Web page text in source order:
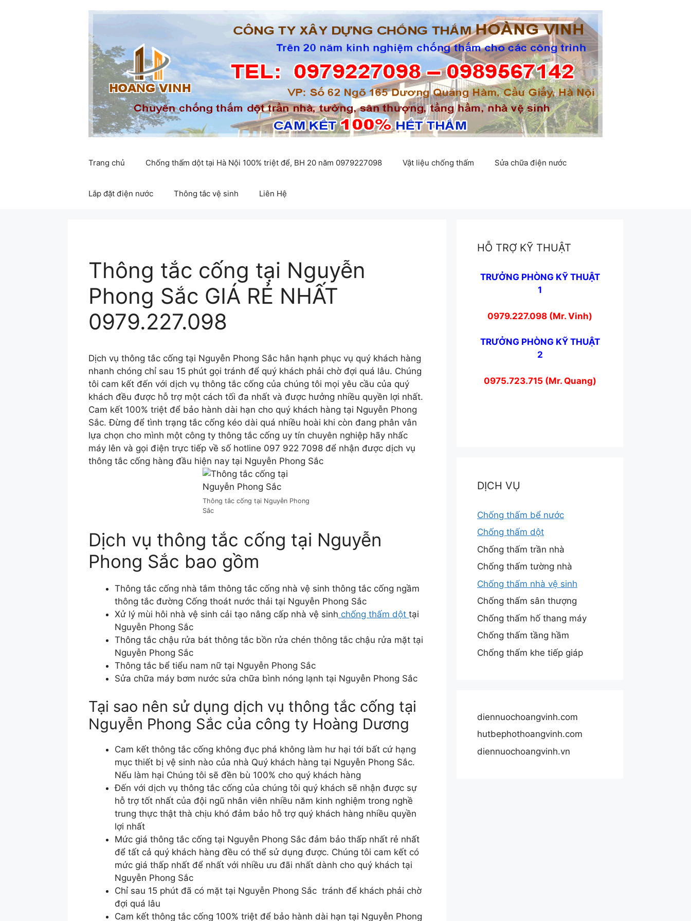
Trang chủ Chống thấm dột tại Hà Nội 100% triệt để, BH 20 năm 0979227098 Vật liệu chống thấm Sửa chữa điện nước
Lắp đặt điện nước Thông tắc vệ sinh Liên Hệ
Thông tắc cống tại Nguyễn
Phong Sắc GIÁ RẺ NHẤT
0979.227.098
Dịch vụ thông tắc cống tại Nguyễn Phong Sắc hân hạnh phục vụ quý khách hàng
nhanh chóng chỉ sau 15 phút gọi tránh để quý khách phải chờ đợi quá lâu. Chúng
tôi cam kết đến với dịch vụ thông tắc cống của chúng tôi mọi yêu cầu của quý
khách đều được hỗ trợ một cách tối đa nhất và được hưởng nhiều quyền lợi nhất.
Cam kết 100% triệt để bảo hành dài hạn cho quý khách hàng tại Nguyễn Phong
Sắc. Đừng để tình trạng tắc cống kéo dài quá nhiều hoài khi còn đang phân vân
lựa chọn cho mình một công ty thông tắc cống uy tín chuyên nghiệp hãy nhấc
máy lên và gọi điện trực tiếp về số hotline 097 922 7098 để nhận được dịch vụ
thông tắc cống hàng đầu hiện nay tại Nguyễn Phong Sắc
Thông tắc cống tại Nguyễn Phong
Sắc
Dịch vụ thông tắc cống tại Nguyễn
Phong Sắc bao gồm
Thông tắc cống nhà tắm thông tắc cống nhà vệ sinh thông tắc cống ngầm
thông tắc đường Cống thoát nước thải tại Nguyễn Phong Sắc
Xử lý mùi hôi nhà vệ sinh cải tạo nâng cấp nhà vệ sinh chống thấm dột tại
Nguyễn Phong Sắc
Thông tắc chậu rửa bát thông tắc bồn rửa chén thông tắc chậu rửa mặt tại
Nguyễn Phong Sắc
Thông tắc bể tiểu nam nữ tại Nguyễn Phong Sắc
Sửa chữa máy bơm nước sửa chữa bình nóng lạnh tại Nguyễn Phong Sắc
Tại sao nên sử dụng dịch vụ thông tắc cống tại
Nguyễn Phong Sắc của công ty Hoàng Dương
Cam kết thông tắc cống không đục phá không làm hư hại tới bất cứ hạng
mục thiết bị vệ sinh nào của nhà Quý khách hàng tại Nguyễn Phong Sắc.
Nếu làm hại Chúng tôi sẽ đền bù 100% cho quý khách hàng
Đến với dịch vụ thông tắc cống của chúng tôi quý khách sẽ nhận được sự
hỗ trợ tốt nhất của đội ngũ nhân viên nhiều năm kinh nghiệm trong nghề
trung thực thật thà chịu khó đảm bảo hỗ trợ quý khách hàng nhiều quyền
lợi nhất
Mức giá thông tắc cống tại Nguyễn Phong Sắc đảm bảo thấp nhất rẻ nhất
để tất cả quý khách hàng đều có thể sử dụng được. Chúng tôi cam kết có
mức giá thấp nhất để nhất với nhiều ưu đãi nhất dành cho quý khách tại
Nguyễn Phong Sắc
Chỉ sau 15 phút đã có mặt tại Nguyễn Phong Sắc tránh để khách phải chờ
đợi quá lâu
Cam kết thông tắc cống 100% triệt để bảo hành dài hạn tại Nguyễn Phong
HỖ TRỢ KỸ THUẬT
TRƯỞNG PHÒNG KỸ THUẬT
1
0979.227.098 (Mr. Vinh)
TRƯỞNG PHÒNG KỸ THUẬT
2
0975.723.715 (Mr. Quang)
DỊCH VỤ
Chống thấm bể nước
Chống thấm dột
Chống thấm trần nhà
Chống thấm tường nhà
Chống thấm nhà vệ sinh
Chống thấm sân thượng
Chống thấm hố thang máy
Chống thấm tầng hầm
Chống thấm khe tiếp giáp
diennuochoangvinh.com
hutbephothoangvinh.com
diennuochoangvinh.vn